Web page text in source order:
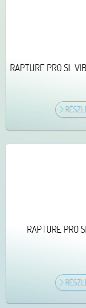
RAPTURE PRO SL
RAPTURE PRO